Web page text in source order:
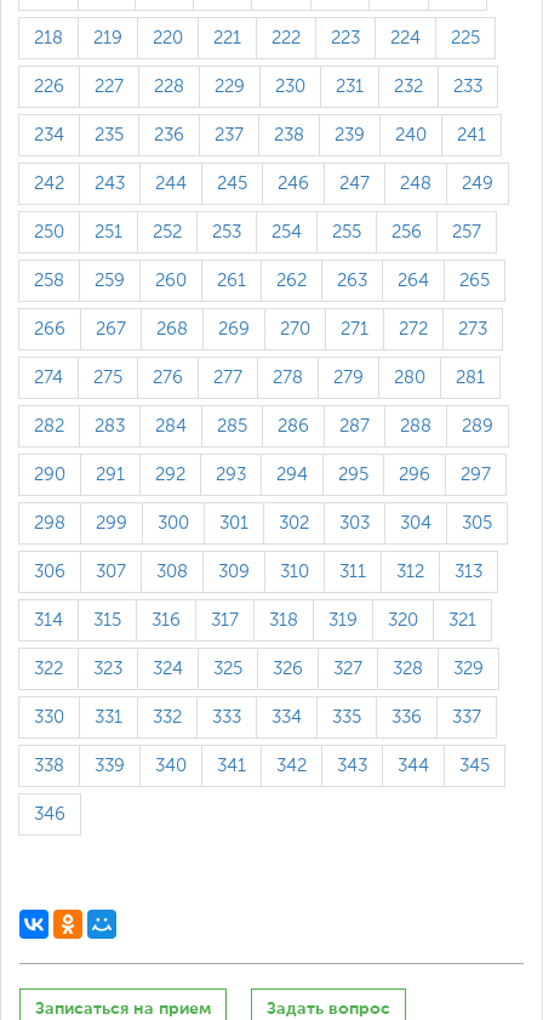
218 219 220 221 222 223 224 225
226 227 228 229 230 231 232 233
234 235 236 237 238 239 240 241
242 243 244 245 246 247 248 249
250 251 252 253 254 255 256 257
258 259 260 261 262 263 264 265
266 267 268 269 270 271 272 273
274 275 276 277 278 279 280 281
282 283 284 285 286 287 288 289
290 291 292 293 294 295 296 297
298 299 300 301 302 303 304 305
306 307 308 309 310 311 312 313
314 315 316 317 318 319 320 321
322 323 324 325 326 327 328 329
330 331 332 333 334 335 336 337
338 339 340 341 342 343 344 345
346
Записаться на прием Задать вопрос